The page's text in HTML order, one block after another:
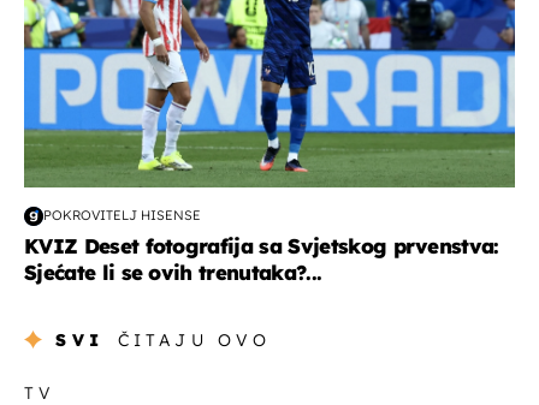
POKROVITELJ HISENSE
KVIZ Deset fotografija sa Svjetskog prvenstva:
Sjećate li se ovih trenutaka?...
SVI ČITAJU OVO
TV